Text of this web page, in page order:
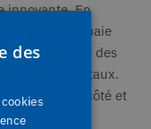
innovante. En
à une baie
ouvrir l’un des
autres vantaux.
sur un côté et
trois
des